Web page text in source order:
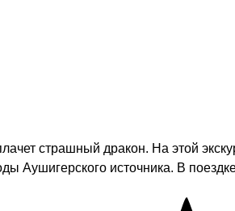
страшный дракон. На этой
Аушигерского источника. В